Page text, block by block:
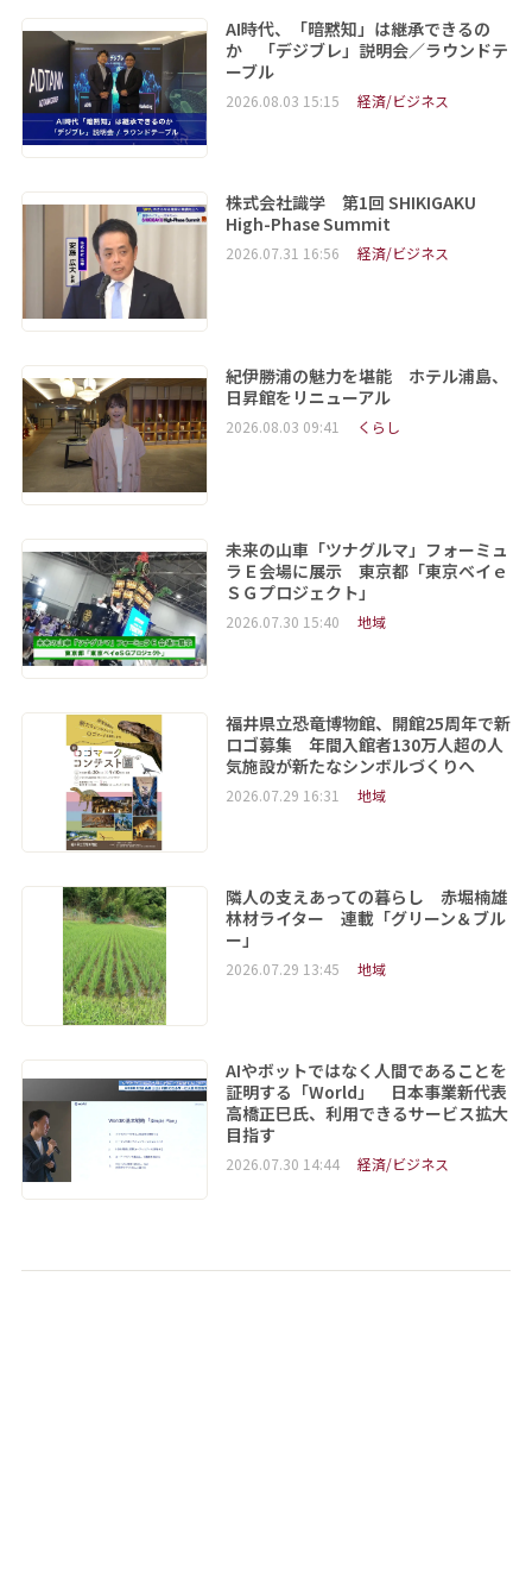
AI時代、「暗黙知」は継承できるの
か 「デジブレ」説明会／ラウンドテ
ーブル
2026.08.03 15:15 経済/ビジネス
株式会社識学 第1回 SHIKIGAKU
High-Phase Summit
2026.07.31 16:56 経済/ビジネス
紀伊勝浦の魅力を堪能 ホテル浦島、
日昇館をリニューアル
2026.08.03 09:41 くらし
未来の山車「ツナグルマ」フォーミュ
ラＥ会場に展示 東京都「東京ベイｅ
ＳＧプロジェクト」
2026.07.30 15:40 地域
福井県立恐竜博物館、開館25周年で新
ロゴ募集 年間入館者130万人超の人
気施設が新たなシンボルづくりへ
2026.07.29 16:31 地域
隣人の支えあっての暮らし 赤堀楠雄
林材ライター 連載「グリーン＆ブル
ー」
2026.07.29 13:45 地域
AIやボットではなく人間であることを
証明する「World」 日本事業新代表
高橋正巳氏、利用できるサービス拡大
目指す
2026.07.30 14:44 経済/ビジネス